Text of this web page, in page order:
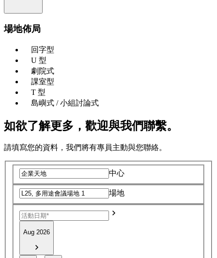
場地佈局
回字型
U 型
劇院式
課室型
T 型
島嶼式 / 小組討論式
如欲了解更多，歡迎與我們聯繫。
請填寫您的資料，我們將有專員主動與您聯絡。
中心
場地
Aug 2026